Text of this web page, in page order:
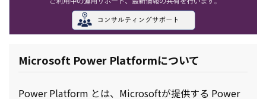
Microsoft Power Platformについて
Power Platform とは、Microsoftが提供する Power